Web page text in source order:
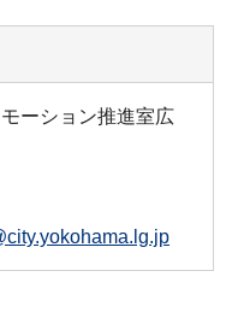
ーション推進室広